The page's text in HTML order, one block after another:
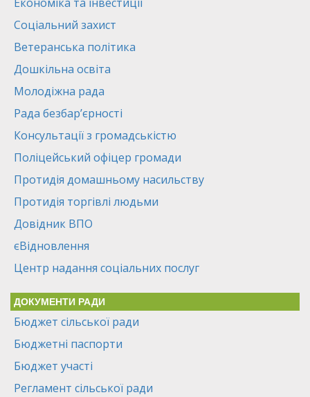
Соціальний захист
Ветеранська політика
Дошкільна освіта
Молодіжна рада
Рада безбар’єрності
Консультації з громадськістю
Поліцейський офіцер громади
Протидія домашньому насильству
Протидія торгівлі людьми
Довідник ВПО
єВідновлення
Центр надання соціальних послуг
ДОКУМЕНТИ РАДИ
Бюджет сільської ради
Бюджетні паспорти
Бюджет участі
Регламент сільської ради